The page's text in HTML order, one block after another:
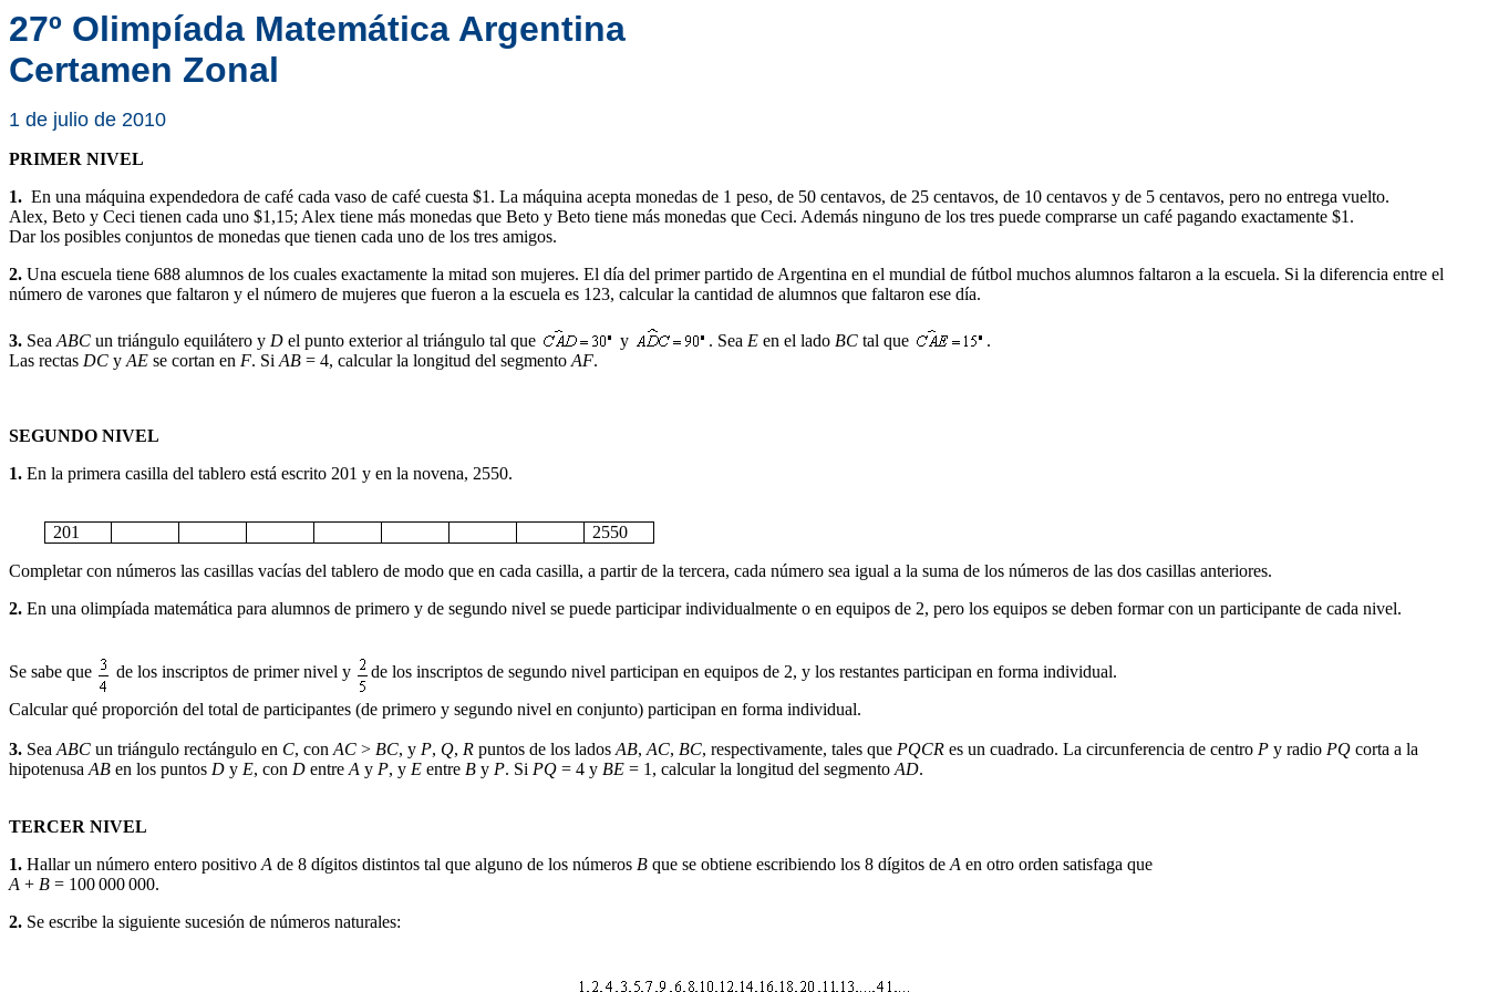
27º Olimpíada Matemática Argentina
Certamen Zonal
1 de julio de 2010
PRIMER NIVEL
1. En una máquina expendedora de café cada vaso de café cuesta $1. La máquina acepta monedas de 1 peso, de 50 centavos, de 25 centavos, de 10 centavos y de 5 centavos, pero no entrega vuelto.
Alex, Beto y Ceci tienen cada uno $1,15; Alex tiene más monedas que Beto y Beto tiene más monedas que Ceci. Además ninguno de los tres puede comprarse un café pagando exactamente $1.
Dar los posibles conjuntos de monedas que tienen cada uno de los tres amigos.
2. Una escuela tiene 688 alumnos de los cuales exactamente la mitad son mujeres. El día del primer partido de Argentina en el mundial de fútbol muchos alumnos faltaron a la escuela. Si la diferencia entre el
número de varones que faltaron y el número de mujeres que fueron a la escuela es 123, calcular la cantidad de alumnos que faltaron ese día.
3. Sea ABC un triángulo equilátero y D el punto exterior al triángulo tal que y . Sea E en el lado BC tal que
.
Las rectas DC y AE se cortan en F. Si AB = 4, calcular la longitud del segmento AF.
SEGUNDO NIVEL
1. En la primera casilla del tablero está escrito 201 y en la novena, 2550.
201 2550
Completar con números las casillas vacías del tablero de modo que en cada casilla, a partir de la tercera, cada número sea igual a la suma de los números de las dos casillas anteriores.
2. En una olimpíada matemática para alumnos de primero y de segundo nivel se puede participar individualmente o en equipos de 2, pero los equipos se deben formar con un participante de cada nivel.
Se sabe que de los inscriptos de primer nivel y
de los inscriptos de segundo nivel participan en equipos de 2, y los restantes participan en forma individual.
Calcular qué proporción del total de participantes (de primero y segundo nivel en conjunto) participan en forma individual.
3. Sea ABC un triángulo rectángulo en C, con AC > BC, y P, Q, R puntos de los lados AB, AC, BC, respectivamente, tales que PQCR es un cuadrado. La circunferencia de centro P y radio PQ corta a la
hipotenusa AB en los puntos D y E, con D entre A y P, y E entre B y P. Si PQ = 4 y BE = 1, calcular la longitud del segmento AD.
TERCER NIVEL
1. Hallar un número entero positivo A de 8 dígitos distintos tal que alguno de los números B que se obtiene escribiendo los 8 dígitos de A en otro orden satisfaga que
A + B = 100000000.
2. Se escribe la siguiente sucesión de números naturales: